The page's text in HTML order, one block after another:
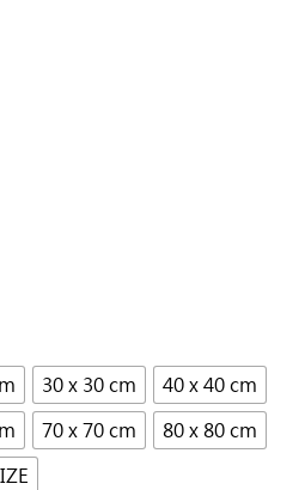
30 x 30 cm
40 x 40 cm
70 x 70 cm
80 x 80 cm